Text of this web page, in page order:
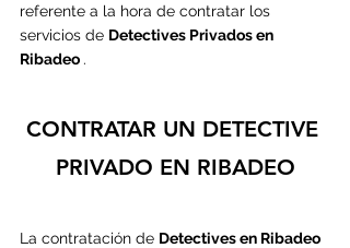
referente a la hora de contratar los
servicios de Detectives Privados en
Ribadeo .
CONTRATAR UN DETECTIVE
PRIVADO EN RIBADEO
La contratación de Detectives en Ribadeo